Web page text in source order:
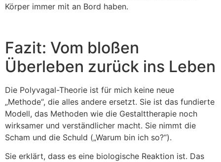
Körper immer mit an Bord haben.
Fazit: Vom bloßen
Überleben zurück ins Leben
Die Polyvagal-Theorie ist für mich keine neue
„Methode“, die alles andere ersetzt. Sie ist das fundierte
Modell, das Methoden wie die Gestalttherapie noch
wirksamer und verständlicher macht. Sie nimmt die
Scham und die Schuld („Warum bin ich so?“).
Sie erklärt, dass es eine biologische Reaktion ist. Das